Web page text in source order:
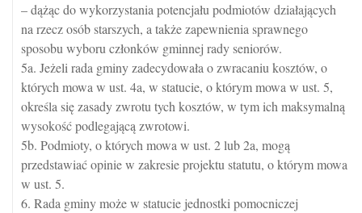
– dążąc do wykorzystania potencjału podmiotów działających
na rzecz osób starszych, a także zapewnienia sprawnego
sposobu wyboru członków gminnej rady seniorów.
5a. Jeżeli rada gminy zadecydowała o zwracaniu kosztów, o
których mowa w ust. 4a, w statucie, o którym mowa w ust. 5,
określa się zasady zwrotu tych kosztów, w tym ich maksymalną
wysokość podlegającą zwrotowi.
5b. Podmioty, o których mowa w ust. 2 lub 2a, mogą
przedstawiać opinie w zakresie projektu statutu, o którym mowa
w ust. 5.
6. Rada gminy może w statucie jednostki pomocniczej